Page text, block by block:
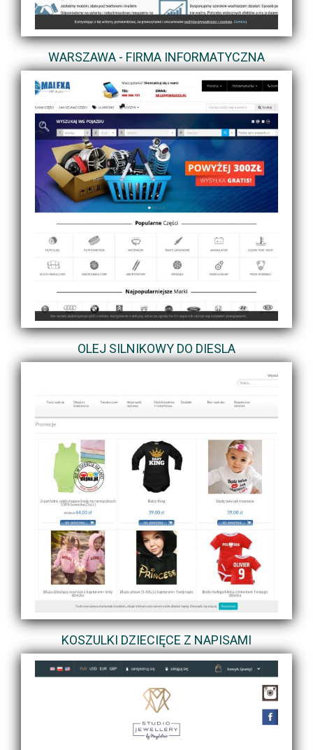
WARSZAWA - FIRMA INFORMATYCZNA
OLEJ SILNIKOWY DO DIESLA
KOSZULKI DZIECIĘCE Z NAPISAMI